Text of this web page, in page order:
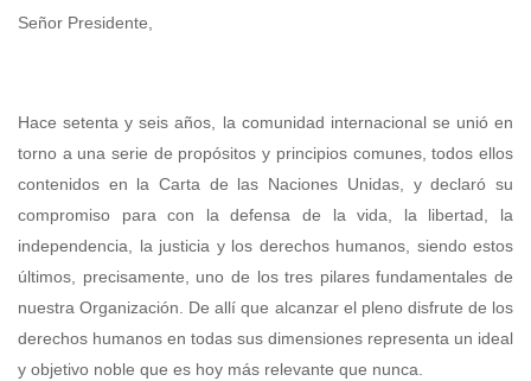
Señor Presidente,
Hace setenta y seis años, la comunidad internacional se unió en
torno a una serie de propósitos y principios comunes, todos ellos
contenidos en la Carta de las Naciones Unidas, y declaró su
compromiso para con la defensa de la vida, la libertad, la
independencia, la justicia y los derechos humanos, siendo estos
últimos, precisamente, uno de los tres pilares fundamentales de
nuestra Organización. De allí que alcanzar el pleno disfrute de los
derechos humanos en todas sus dimensiones representa un ideal
y objetivo noble que es hoy más relevante que nunca.